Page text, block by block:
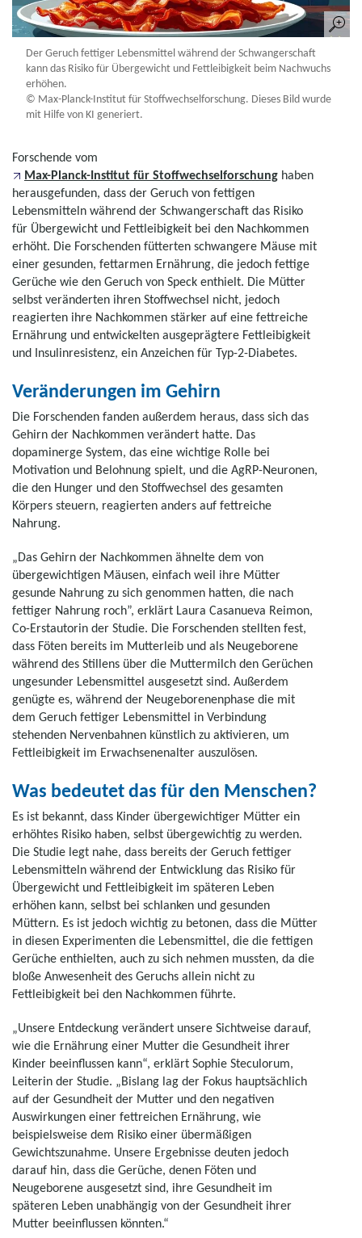
Der Geruch fettiger Lebensmittel während der Schwangerschaft
kann das Risiko für Übergewicht und Fettleibigkeit beim Nachwuchs
erhöhen.
© Max-Planck-Institut für Stoffwechselforschung. Dieses Bild wurde
mit Hilfe von KI generiert.
Forschende vom
Max-Planck-Institut für Stoffwechselforschung haben
herausgefunden, dass der Geruch von fettigen
Lebensmitteln während der Schwangerschaft das Risiko
für Übergewicht und Fettleibigkeit bei den Nachkommen
erhöht. Die Forschenden fütterten schwangere Mäuse mit
einer gesunden, fettarmen Ernährung, die jedoch fettige
Gerüche wie den Geruch von Speck enthielt. Die Mütter
selbst veränderten ihren Stoffwechsel nicht, jedoch
reagierten ihre Nachkommen stärker auf eine fettreiche
Ernährung und entwickelten ausgeprägtere Fettleibigkeit
und Insulinresistenz, ein Anzeichen für Typ-2-Diabetes.
Veränderungen im Gehirn
Die Forschenden fanden außerdem heraus, dass sich das
Gehirn der Nachkommen verändert hatte. Das
dopaminerge System, das eine wichtige Rolle bei
Motivation und Belohnung spielt, und die AgRP-Neuronen,
die den Hunger und den Stoffwechsel des gesamten
Körpers steuern, reagierten anders auf fettreiche
Nahrung.
„Das Gehirn der Nachkommen ähnelte dem von
übergewichtigen Mäusen, einfach weil ihre Mütter
gesunde Nahrung zu sich genommen hatten, die nach
fettiger Nahrung roch”, erklärt Laura Casanueva Reimon,
Co-Erstautorin der Studie. Die Forschenden stellten fest,
dass Föten bereits im Mutterleib und als Neugeborene
während des Stillens über die Muttermilch den Gerüchen
ungesunder Lebensmittel ausgesetzt sind. Außerdem
genügte es, während der Neugeborenenphase die mit
dem Geruch fettiger Lebensmittel in Verbindung
stehenden Nervenbahnen künstlich zu aktivieren, um
Fettleibigkeit im Erwachsenenalter auszulösen.
Was bedeutet das für den Menschen?
Es ist bekannt, dass Kinder übergewichtiger Mütter ein
erhöhtes Risiko haben, selbst übergewichtig zu werden.
Die Studie legt nahe, dass bereits der Geruch fettiger
Lebensmitteln während der Entwicklung das Risiko für
Übergewicht und Fettleibigkeit im späteren Leben
erhöhen kann, selbst bei schlanken und gesunden
Müttern. Es ist jedoch wichtig zu betonen, dass die Mütter
in diesen Experimenten die Lebensmittel, die die fettigen
Gerüche enthielten, auch zu sich nehmen mussten, da die
bloße Anwesenheit des Geruchs allein nicht zu
Fettleibigkeit bei den Nachkommen führte.
„Unsere Entdeckung verändert unsere Sichtweise darauf,
wie die Ernährung einer Mutter die Gesundheit ihrer
Kinder beeinflussen kann“, erklärt Sophie Steculorum,
Leiterin der Studie. „Bislang lag der Fokus hauptsächlich
auf der Gesundheit der Mutter und den negativen
Auswirkungen einer fettreichen Ernährung, wie
beispielsweise dem Risiko einer übermäßigen
Gewichtszunahme. Unsere Ergebnisse deuten jedoch
darauf hin, dass die Gerüche, denen Föten und
Neugeborene ausgesetzt sind, ihre Gesundheit im
späteren Leben unabhängig von der Gesundheit ihrer
Mutter beeinflussen könnten.“